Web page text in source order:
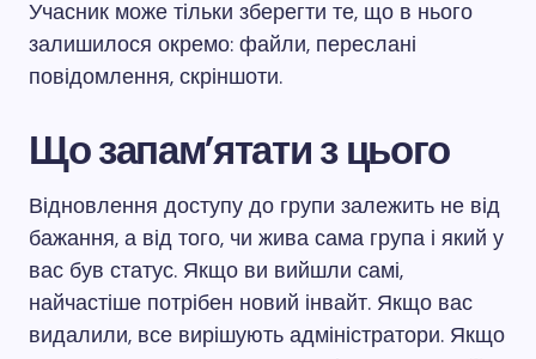
Учасник може тільки зберегти те, що в нього
залишилося окремо: файли, переслані
повідомлення, скріншоти.
Що запам’ятати з цього
Відновлення доступу до групи залежить не від
бажання, а від того, чи жива сама група і який у
вас був статус. Якщо ви вийшли самі,
найчастіше потрібен новий інвайт. Якщо вас
видалили, все вирішують адміністратори. Якщо